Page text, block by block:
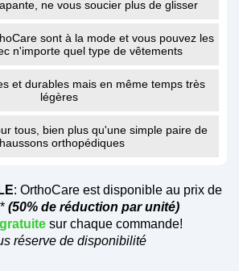
ne vous soucier plus de glisser
sont à la mode et vous pouvez les
n'importe quel type de vêtements
et durables mais en même temps très
légères
tous, bien plus qu'une simple paire de
orthopédiques
: OrthoCare est disponible au prix de
* (50% de réduction par unité)
sur chaque commande!
réserve de disponibilité